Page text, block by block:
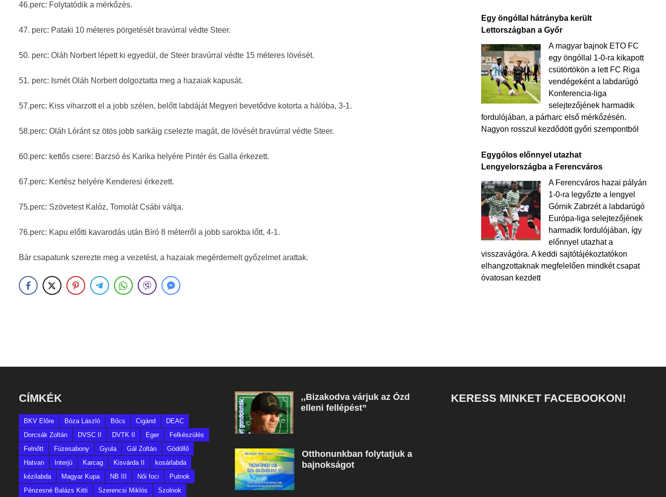
46.perc: Folytatódik a mérkőzés.
47. perc: Pataki 10 méteres pörgetését bravúrral védte Steer.
50. perc: Oláh Norbert lépett ki egyedül, de Steer bravúrral védte 15 méteres lövését.
51. perc: Ismét Oláh Norbert dolgoztatta meg a hazaiak kapusát.
57.perc: Kiss viharzott el a jobb szélen, belőtt labdáját Megyeri bevetődve kotorta a hálóba, 3-1.
58.perc: Oláh Lóránt sz ötös jobb sarkáig cselezte magát, de lövését bravúrral védte Steer.
60.perc: kettős csere: Barzsó és Karika helyére Pintér és Galla érkezett.
67.perc: Kertész helyére Kenderesi érkezett.
75.perc: Szövetest Kalóz, Tomolát Csábi váltja.
76.perc: Kapu előtti kavarodás után Bíró 8 méterről a jobb sarokba lőtt, 4-1.
Bár csapatunk szerezte meg a vezetést, a hazaiak megérdemelt győzelmet arattak.
Egy öngóllal hátrányba került
Lettországban a Győr
A magyar bajnok ETO FC
egy öngóllal 1-0-ra kikapott
csütörtökön a lett FC Riga
vendégeként a labdarúgó
Konferencia-liga
selejtezőjének harmadik
fordulójában, a párharc első mérkőzésén.
Nagyon rosszul kezdődött győri szempontból
Egygólos előnnyel utazhat
Lengyelországba a Ferencváros
A Ferencváros hazai pályán
1-0-ra legyőzte a lengyel
Górnik Zabrzét a labdarúgó
Európa-liga selejtezőjének
harmadik fordulójában, így
előnnyel utazhat a
visszavágóra. A keddi sajtótájékoztatókon
elhangzottaknak megfelelően mindkét csapat
óvatosan kezdett
CÍMKÉK
BKV Előre Bóza László Bőcs Cigánd
DEAC
Dorcsák Zoltán
DVSC II DVTK II Eger
Felkészülés
Felnőtt
Füzesabony Gyula Gál Zoltán
Gödöllő
Hatvan
Interjú Karcag Kisvárda II
kosárlabda
kézilabda
Magyar Kupa NB III Női foci
Putnok
Pénzesné Balázs Kitti
Szerencsi Miklós Szolnok
,,Bizakodva várjuk az Ózd
elleni fellépést”
Otthonunkban folytatjuk a
bajnokságot
KERESS MINKET FACEBOOKON!